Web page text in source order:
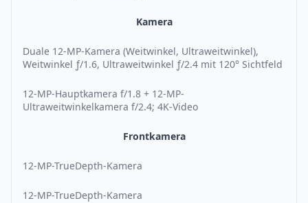
Kamera
Duale 12-MP-Kamera (Weitwinkel, Ultraweitwinkel),
Weitwinkel ƒ/1.6, Ultraweitwinkel ƒ/2.4 mit 120° Sichtfeld
12-MP-Hauptkamera f/1.8 + 12-MP-
Ultraweitwinkelkamera f/2.4; 4K-Video
Frontkamera
12-MP-TrueDepth-Kamera
12-MP-TrueDepth-Kamera